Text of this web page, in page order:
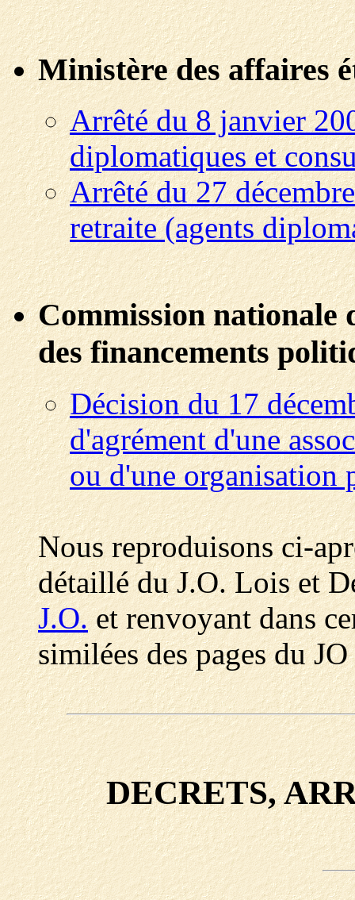
Ministère des affaires
Arrêté du 8 janvier
diplomatiques et
Arrêté du 27
retraite (agents
Commission nationale
des financements
Décision du 17
d'agrément d'une
ou d'une organisation
Nous reproduisons ci-
détaillé du J.O. Lois et
J.O.et renvoyant dans
similées des pages du JO
DECRETS,